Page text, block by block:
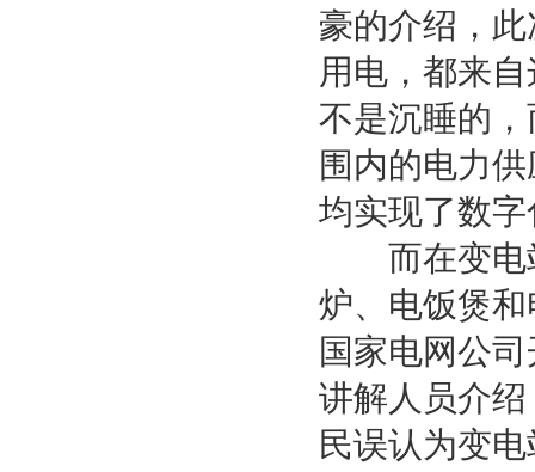
豪的介绍，
用电，都来
不是沉睡的
围内的电力
均实现了数
而在变电站
炉、电饭煲
国家电网公
讲解人员介
民误认为变